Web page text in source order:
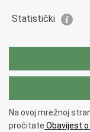
Europska komisija
Taxation and
Copyright © 2026
Statistički
Na ovoj mrežnoj
pročitate Obavijest o